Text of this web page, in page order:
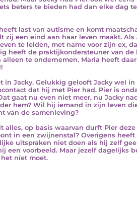
beters te bieden had dan elke dag
last van autisme en komt
een eind aan haar leven maakt. Als
te leiden, met name voor zijn ex,
heeft de praktijkondersteuner van de
te ondernemen. Maria heeft
Jacky. Gelukkig gelooft Jacky wel
dat hij met Pier had. Pier is
gaat nu even niet meer, nu Jacky
hem? Wil hij iemand in zijn leven
van de samenleving?
op basis waarvan durft Pier
in een zwijnenstal? Overigens heeft
uitspraken niet doen als hij zelf
een voorbeeld. Maar jezelf dagelijks
níet moet.